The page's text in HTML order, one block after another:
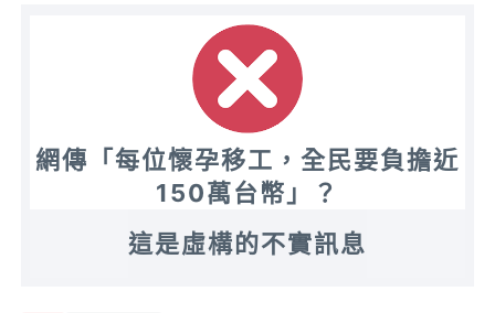
網傳「每位懷孕移工，全民要負擔近
150萬台幣」？
這是虛構的不實訊息